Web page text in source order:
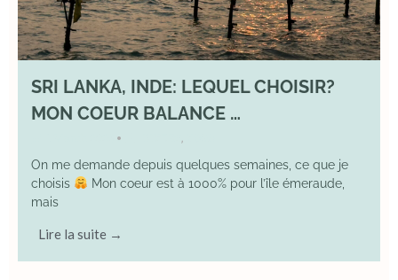
SRI LANKA, INDE: LEQUEL CHOISIR?
MON COEUR BALANCE …
•
On me demande depuis quelques semaines, ce que je
choisis
Mon coeur est à 1000% pour l’île émeraude,
mais
Lire la suite →